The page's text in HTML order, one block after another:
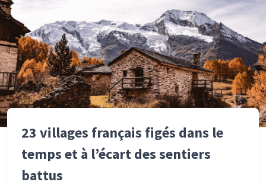
23 villages français figés dans le
temps et à l’écart des sentiers
battus